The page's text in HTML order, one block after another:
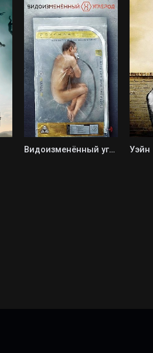
Видоизменённый углерод Уэйн